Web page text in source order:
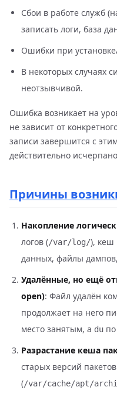
Сбои в работе служб
записать логи, база
Ошибки при
В некоторых случаях
неотзывчивой.
Ошибка возникает на
не зависит от
записи завершится с
действительно
Причины
Накопление
логов (/var/log/), кеш
данных, файлы
Удалённые, но ещё
open): Файл удалён
продолжает на него
место занятым, а du
Разрастание кеша
старых версий
(/var/cache/apt/